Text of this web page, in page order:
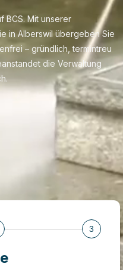
BCS. Mit unserer
in Alberswil übergeben Sie
– gründlich, termintreu
die Verwaltung
3